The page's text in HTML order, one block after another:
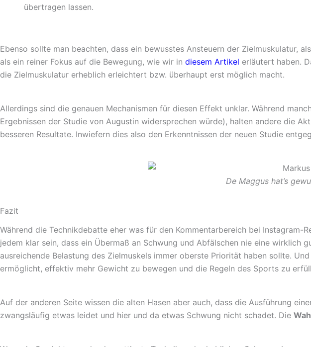
übertragen lassen.
Ebenso sollte man beachten, dass ein bewusstes Ansteuern der Zielmuskulatur,
als ein reiner Fokus auf die Bewegung, wie wir in diesem Artikel erläutert haben.
die Zielmuskulatur erheblich erleichtert bzw. überhaupt erst möglich macht.
Allerdings sind die genauen Mechanismen für diesen Effekt unklar. Während
Ergebnissen der Studie von Augustin widersprechen würde), halten andere die
besseren Resultate. Inwiefern dies also den Erkenntnissen der neuen Studie
De Maggus hat’s
Fazit
Während die Technikdebatte eher was für den Kommentarbereich bei
jedem klar sein, dass ein Übermaß an Schwung und Abfälschen nie eine wirklich
ausreichende Belastung des Zielmuskels immer oberste Priorität haben sollte.
ermöglicht, effektiv mehr Gewicht zu bewegen und die Regeln des Sports zu
Auf der anderen Seite wissen die alten Hasen aber auch, dass die Ausführung
zwangsläufig etwas leidet und hier und da etwas Schwung nicht schadet. Die